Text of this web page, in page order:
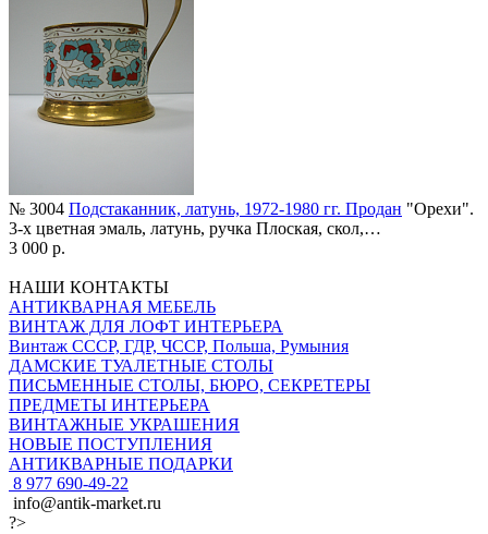
№ 3004 Подстаканник, латунь, 1972-1980 гг. Продан "Орехи".
3-х цветная эмаль, латунь, ручка Плоская, скол,…
3 000 р.
НАШИ КОНТАКТЫ
АНТИКВАРНАЯ МЕБЕЛЬ
ВИНТАЖ ДЛЯ ЛОФТ ИНТЕРЬЕРА
Винтаж СССР, ГДР, ЧССР, Польша, Румыния
ДАМСКИЕ ТУАЛЕТНЫЕ СТОЛЫ
ПИСЬМЕННЫЕ СТОЛЫ, БЮРО, СЕКРЕТЕРЫ
ПРЕДМЕТЫ ИНТЕРЬЕРА
ВИНТАЖНЫЕ УКРАШЕНИЯ
НОВЫЕ ПОСТУПЛЕНИЯ
АНТИКВАРНЫЕ ПОДАРКИ
8 977 690-49-22
info@antik-market.ru
?>